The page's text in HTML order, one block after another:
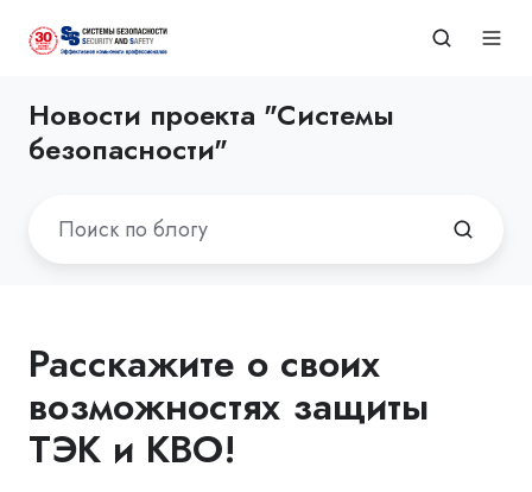
Новости проекта "Системы
безопасности"
Расскажите о своих
возможностях защиты
ТЭК и КВО!